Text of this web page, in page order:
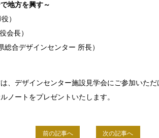
地方を興す～
）
会長）
合デザインセンター 所長）
、デザインセンター施設見学会にご参加いただ
ノートをプレゼントいたします。
前の記事へ 次の記事へ